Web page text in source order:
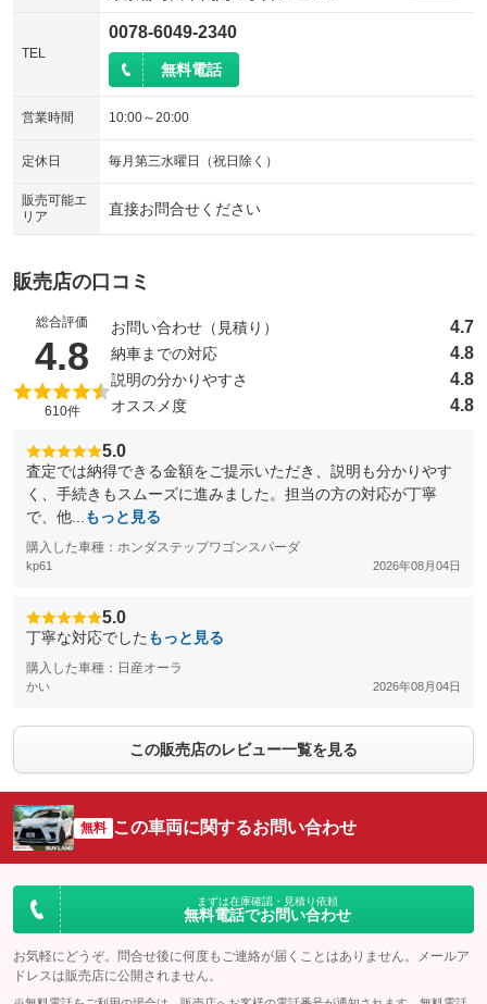
TEL
0078-6049-2340
無料電話
営業時間 10:00～20:00
定休日 毎月第三水曜日（祝日除く）
販売可能エ
リア
直接お問合せください
販売店の口コミ
総合評価
4.8 （5点満点中）
610件
お問い合わせ（見積り） 4.7
納車までの対応 4.8
説明の分かりやすさ 4.8
オススメ度 4.8
5.0
査定では納得できる金額をご提示いただき、説明も分かりやす
く、手続きもスムーズに進みました。担当の方の対応が丁寧
で、他...
もっと見る
購入した車種：ホンダステップワゴンスパーダ
kp61 2026年08月04日
5.0
丁寧な対応でした もっと見る
購入した車種：日産オーラ
かい 2026年08月04日
この販売店のレビュー一覧を見る
無料 この車両に関するお問い合わせ
まずは在庫確認・見積り依頼
無料電話でお問い合わせ
お気軽にどうぞ。問合せ後に何度もご連絡が届くことはありません。メールア
ドレスは販売店に公開されません。